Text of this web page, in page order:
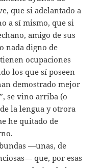
que si adelantado a
a sí mismo, que si
amigo de sus
nada digno de
ocupaciones
los que sí poseen
demostrado mejor
se vino arriba (o
la lengua y otrora
he quitado de
—unas, de
que, por esas